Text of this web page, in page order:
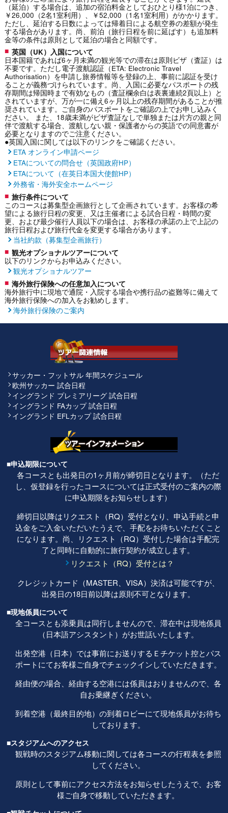
（延泊）する場合は、追加の宿泊料金としておひとり様1泊につき、
￥26,000（2名1室利用）、￥52,000（1名1室利用）がかかります。
ただし、延泊する日数によっては帰着日による航空券の差額が発生
する場合があります。尚、前泊（旅行日程を前に延ばす）も追加料
金等の条件は原則として延泊の場合と同額です。
英国（UK）入国について
日本国籍であれば6ヶ月未満の観光等での滞在は原則ビザ（査証）は
不要です。ただし電子渡航認証（ETA: Electronic Travel
Authorisation）を申請し旅券情報等を登録の上、事前に認証を受け
ることが義務づけられています。尚、入国に必要なパスポートの残
存期間は帰国時まで有効なもの（査証欄余白は表裏連続2頁以上）と
されていますが、万が一に備え6ヶ月以上の残存期間があることが推
奨されています。ご自身のパスポートをご確認の上でお申し込みく
ださい。 また、18歳未満がビザ査証なしで単独または片方の親と同
伴で渡航する場合、渡航しない親・保護者からの英語での同意書が
必要となりますのでご注意ください。
●英国入国に関しては以下のリンクをご確認ください。
ETA オンライン申請ページ
ETAについての問合せ（英国政府HP）
ETAについて（在英日本国大使館HP）
外務省・海外安全ホームページ
旅行条件について
このコースは募集型企画旅行として企画されています。お客様の希
望による旅行日程の変更、又は主催者による試合日程・時間の変
更、および最少催行人員以下の場合は、お客様の承諾の上で上記の
旅行日程および旅行代金を変更する場合があります。
当社約款（募集型企画旅行）
観光オプショナルツアーについて
以下のリンクからお申込みください。
観光オプショナルツアー
海外旅行保険への任意加入について
海外旅行中に現地で通院・入院する場合や携行品の盗難等に備えて
海外旅行保険への加入をお勧めします。
海外旅行保険のご案内
サッカー・フットサル 年間スケジュール
欧州サッカー 試合日程
イングランド プレミアリーグ 試合日程
イングランド FAカップ 試合日程
イングランド EFLカップ 試合日程
■申込期限について
各コースとも出発日の1ヶ月前が締切日となります。（ただ
し、仮登録を行ったコースについては正式受付のご案内の際
に申込期限をお知らせします）
締切日以降はリクエスト（RQ）受付となり、申込手続と申
込金をご入金いただいたうえで、手配をお待ちいただくこと
になります。尚、リクエスト（RQ）受付した場合は手配完
了と同時に自動的に旅行契約が成立します。
リクエスト（RQ）受付とは？
クレジットカード（MASTER、VISA）決済は可能ですが、
出発日の18日前以降は原則不可となります。
■現地係員について
全コースとも添乗員は同行しませんので、滞在中は現地係員
（日本語アシスタント）がお世話いたします。
出発空港（日本）では事前にお送りするＥチケット控とパス
ポートにてお客様ご自身でチェックインしていただきます。
経由便の場合、経由する空港には係員はおりませんので、各
自お乗継ぎください。
到着空港（最終目的地）の到着ロビーにて現地係員がお待ち
しております。
■スタジアムへのアクセス
観戦時のスタジアム移動に関しては各コースの行程表を参照
してください。
原則として事前にアクセス方法をお知らせしたうえで、お客
様ご自身で移動していただきます。